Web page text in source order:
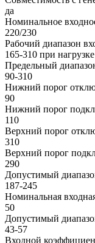
да
Номинальное
220/230
Рабочий диапазон
165-310 при
Предельный
90-310
Нижний порог
90
Нижний порог
110
Верхний порог
310
Верхний порог
290
Допустимый
187-245
Номинальная
50
Допустимый
43-57
Входной